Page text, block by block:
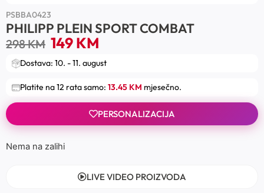
PSBBA0423
PHILIPP PLEIN SPORT COMBAT
298KM 149KM
Dostava: 10. - 11. august
Platite na 12 rata samo: 13.45 KM mjesečno.
PERSONALIZACIJA
Nema na zalihi
LIVE VIDEO PROIZVODA